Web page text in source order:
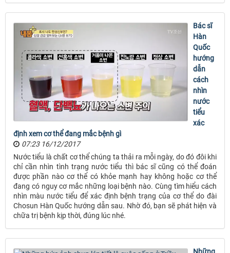
Bác sĩ
Hàn
Quốc
hướng
dẫn
cách
nhìn
nước
tiểu
xác
định xem cơ thể đang mắc bệnh gì
07:23 16/12/2017
Nước tiểu là chất cơ thể chúng ta thải ra mỗi ngày, do đó đôi khi
chỉ cần nhìn tình trạng nước tiểu thì bác sĩ cũng có thể đoán
được phần nào cơ thể có khỏe mạnh hay không hoặc cơ thể
đang có nguy cơ mắc những loại bệnh nào. Cùng tìm hiểu cách
nhìn màu nước tiểu để xác định bệnh trạng của cơ thể do đài
Chosun Hàn Quốc hướng dẫn sau. Nhờ đó, bạn sẽ phát hiện và
chữa trị bệnh kịp thời, đúng lúc nhé.
Những